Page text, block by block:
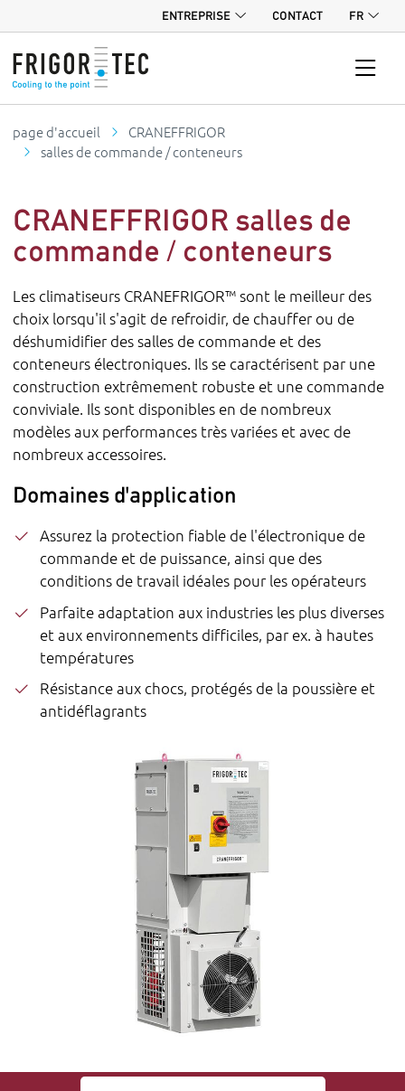
ENTREPRISE CONTACT FR
page d'accueil
CRANEFFRIGOR
salles de commande / conteneurs
CRANEFFRIGOR salles de
commande / conteneurs
Les climatiseurs CRANEFRIGOR™ sont le meilleur des
choix lorsqu'il s'agit de refroidir, de chauffer ou de
déshumidifier des salles de commande et des
conteneurs électroniques. Ils se caractérisent par une
construction extrêmement robuste et une commande
conviviale. Ils sont disponibles en de nombreux
modèles aux performances très variées et avec de
nombreux accessoires.
Domaines d'application
Assurez la protection fiable de l'électronique de
commande et de puissance, ainsi que des
conditions de travail idéales pour les opérateurs
Parfaite adaptation aux industries les plus diverses
et aux environnements difficiles, par ex. à hautes
températures
Résistance aux chocs, protégés de la poussière et
antidéflagrants